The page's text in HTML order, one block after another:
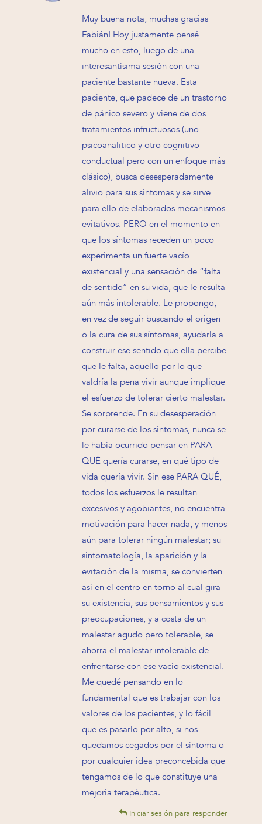
Muy buena nota, muchas gracias
Fabián! Hoy justamente pensé
mucho en esto, luego de una
interesantísima sesión con una
paciente bastante nueva. Esta
paciente, que padece de un trastorno
de pánico severo y viene de dos
tratamientos infructuosos (uno
psicoanalitico y otro cognitivo
conductual pero con un enfoque más
clásico), busca desesperadamente
alivio para sus síntomas y se sirve
para ello de elaborados mecanismos
evitativos. PERO en el momento en
que los síntomas receden un poco
experimenta un fuerte vacío
existencial y una sensación de “falta
de sentido” en su vida, que le resulta
aún más intolerable. Le propongo,
en vez de seguir buscando el origen
o la cura de sus síntomas, ayudarla a
construir ese sentido que ella percibe
que le falta, aquello por lo que
valdría la pena vivir aunque implique
el esfuerzo de tolerar cierto malestar.
Se sorprende. En su desesperación
por curarse de los síntomas, nunca se
le había ocurrido pensar en PARA
QUÉ quería curarse, en qué tipo de
vida quería vivir. Sin ese PARA QUÉ,
todos los esfuerzos le resultan
excesivos y agobiantes, no encuentra
motivación para hacer nada, y menos
aún para tolerar ningún malestar; su
sintomatología, la aparición y la
evitación de la misma, se convierten
así en el centro en torno al cual gira
su existencia, sus pensamientos y sus
preocupaciones, y a costa de un
malestar agudo pero tolerable, se
ahorra el malestar intolerable de
enfrentarse con ese vacío existencial.
Me quedé pensando en lo
fundamental que es trabajar con los
valores de los pacientes, y lo fácil
que es pasarlo por alto, si nos
quedamos cegados por el síntoma o
por cualquier idea preconcebida que
tengamos de lo que constituye una
mejoría terapéutica.
Iniciar sesión para responder